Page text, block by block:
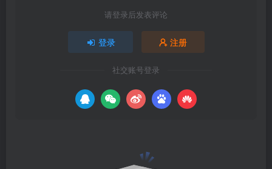
请登录后发表评论
登录 注册
社交账号登录